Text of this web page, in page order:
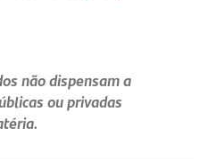
não dispensam a
ou privadas